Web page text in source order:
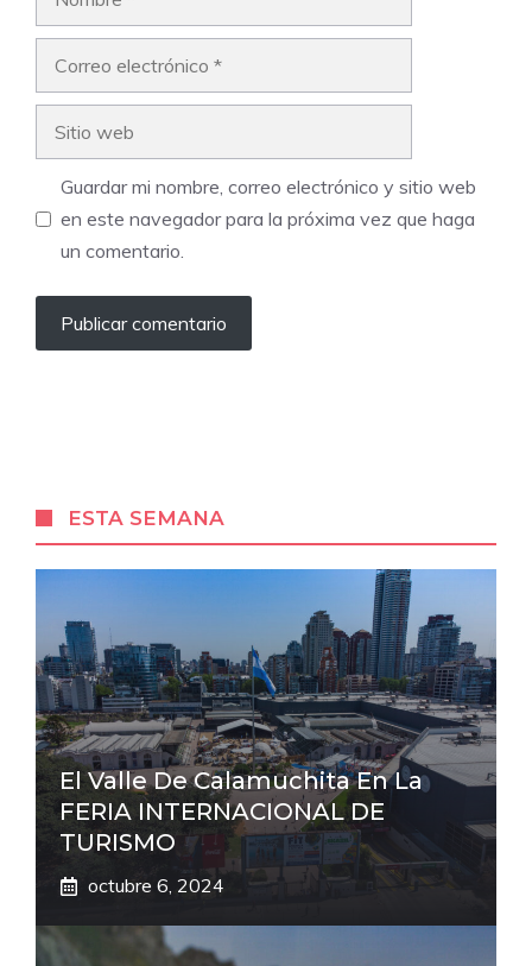
Guardar mi nombre, correo electrónico y sitio web
en este navegador para la próxima vez que haga
un comentario.
ESTA SEMANA
El Valle De Calamuchita En La
FERIA INTERNACIONAL DE
TURISMO
octubre 6, 2024